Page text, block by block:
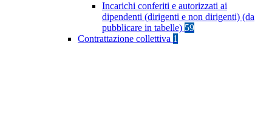
Incarichi conferiti e autorizzati ai
dipendenti (dirigenti e non dirigenti) (da
pubblicare in tabelle) 59
Contrattazione collettiva 1